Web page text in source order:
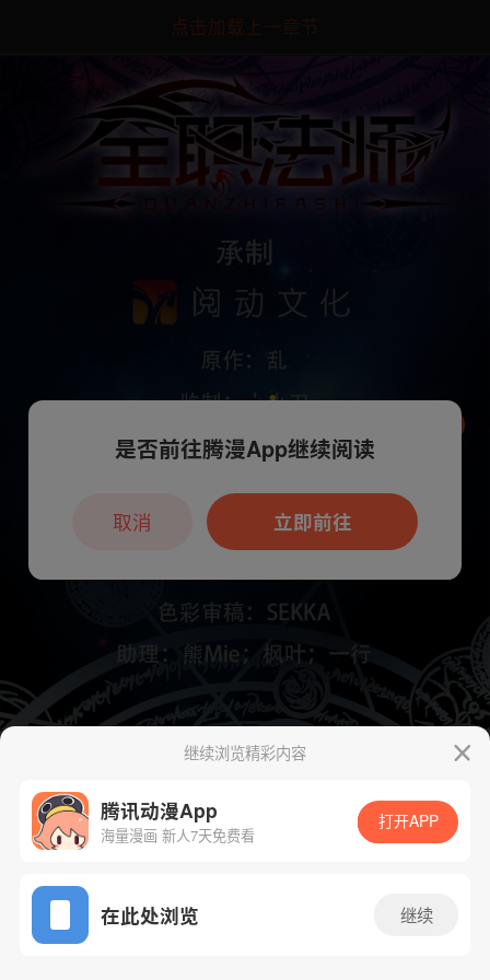
点击加载上一章节
App免费看
下一话 腾漫App免费看
继续浏览精彩内容
腾讯动漫App
海量漫画 新人7天免费看
打开APP
在此处浏览 继续
本章节仅支持App阅读，可打开App新用
户7天免费看
是否前往腾漫App继续阅读
立即前往
取消